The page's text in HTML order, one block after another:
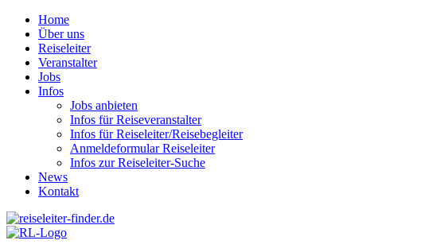
Home
Über uns
Reiseleiter
Veranstalter
Jobs
Infos
Jobs anbieten
Infos für Reiseveranstalter
Infos für Reiseleiter/Reisebegleiter
Anmeldeformular Reiseleiter
Infos zur Reiseleiter-Suche
News
Kontakt